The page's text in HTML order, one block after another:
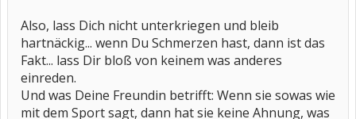
Also, lass Dich nicht unterkriegen und bleib
hartnäckig... wenn Du Schmerzen hast, dann ist das
Fakt... lass Dir bloß von keinem was anderes
einreden.
Und was Deine Freundin betrifft: Wenn sie sowas wie
mit dem Sport sagt, dann hat sie keine Ahnung, was